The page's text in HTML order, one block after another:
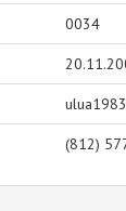
0034
(812)